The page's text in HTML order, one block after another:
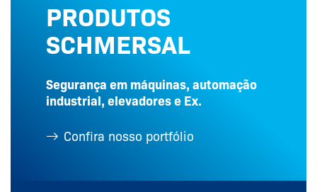
PRODUTOS
SCHMERSAL
Segurança em máquinas, automação
industrial, elevadores e Ex.
Confira nosso portfólio